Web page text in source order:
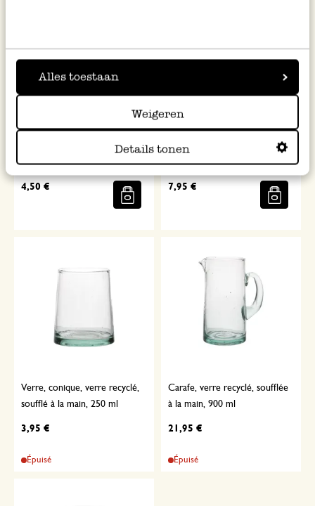
Alles toestaan
Weigeren
Details tonen
Verre, droit, verre recyclé,
soufflé à la main, 280 ml
4,50 €
Carafe, verre vert recyclé, 0,8
litre
7,95 €
Verre, conique, verre recyclé,
soufflé à la main, 250 ml
3,95 €
Épuisé
Carafe, verre recyclé, soufflée
à la main, 900 ml
21,95 €
Épuisé